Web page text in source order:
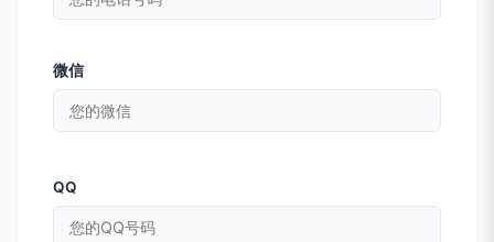
微信
QQ